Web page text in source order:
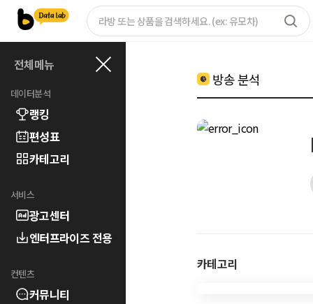
전체메뉴
데이터분석
랭킹
편성표
카테고리
서비스
광고센터
엔터프라이즈 전용
컨텐츠
커뮤니티
방송 분석
카테고리